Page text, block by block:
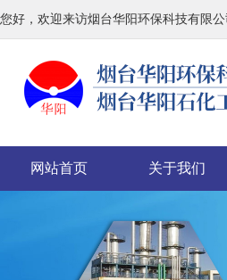
您好，欢迎来访烟台华阳环保科技有限公
网站首页 关于我们